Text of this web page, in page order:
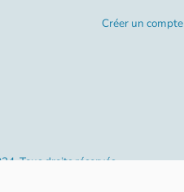
Créer un compte
Tous droits réservés